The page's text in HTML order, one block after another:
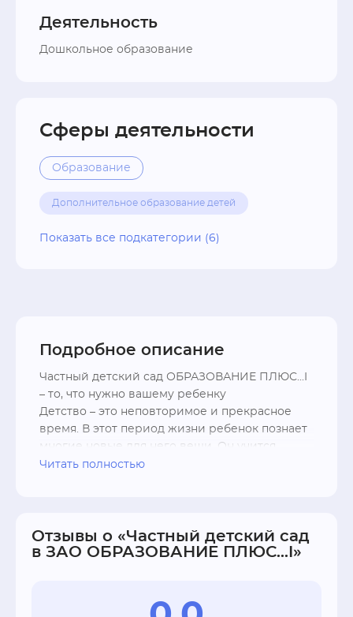
Деятельность
Дошкольное образование
Сферы деятельности
Образование
Дополнительное образование детей
Дошкольное образование
Показать все подкатегории (6)
Подробное описание
Частный детский сад ОБРАЗОВАНИЕ ПЛЮС...I
– то, что нужно вашему ребенку
Детство – это неповторимое и прекрасное
время. В этот период жизни ребенок познает
многие новые для него вещи. Он учится
говорить, общаться с людьми, играть в
мамы и папы отправляют своих детишек в
детские садики, где они и проводят
очень много, но все ли они предлагают ту
Читать полностью
Отзывы о «Частный детский сад
в ЗАО ОБРАЗОВАНИЕ ПЛЮС...I»